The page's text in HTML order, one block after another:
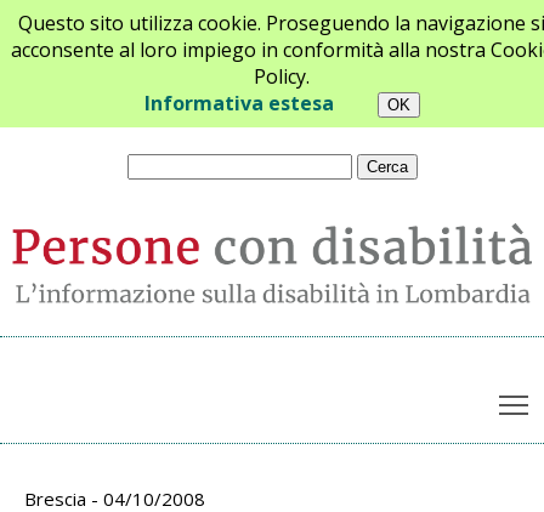
Questo sito utilizza cookie. Proseguendo la navigazione si
acconsente al loro impiego in conformità alla nostra
Policy.
Informativa estesa
Chi siamo Newsletter Contatti
Archivio appuntamenti
Brescia - 04/10/2008